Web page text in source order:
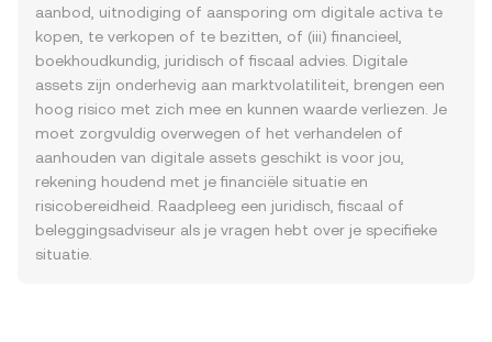
aanbod, uitnodiging of aansporing om digitale activa te
kopen, te verkopen of te bezitten, of (iii) financieel,
boekhoudkundig, juridisch of fiscaal advies. Digitale
assets zijn onderhevig aan marktvolatiliteit, brengen een
hoog risico met zich mee en kunnen waarde verliezen. Je
moet zorgvuldig overwegen of het verhandelen of
aanhouden van digitale assets geschikt is voor jou,
rekening houdend met je financiële situatie en
risicobereidheid. Raadpleeg een juridisch, fiscaal of
beleggingsadviseur als je vragen hebt over je specifieke
situatie.